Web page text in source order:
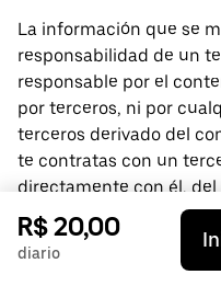
La información que se
responsabilidad de un
responsable por el
por terceros, ni por
terceros derivado del
te contratas con un
directamente con él, del
tienes preguntas,
tercero.
R$ 20,00
diario